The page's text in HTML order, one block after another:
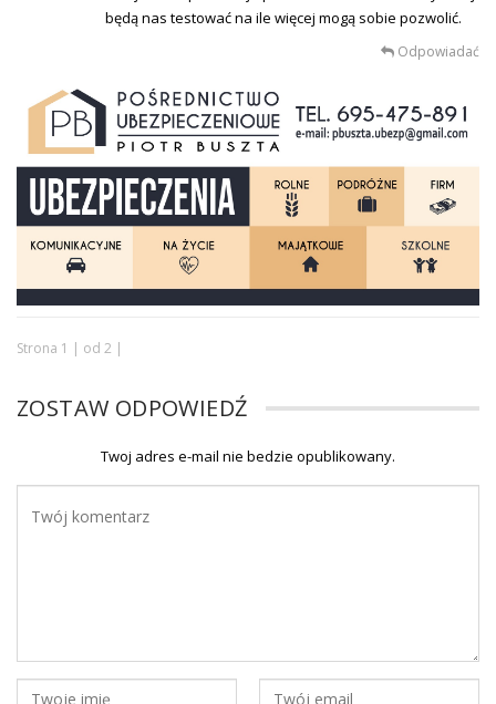
będą nas testować na ile więcej mogą sobie pozwolić.
Odpowiadać
Strona 1 | od 2 |
ZOSTAW ODPOWIEDŹ
Twoj adres e-mail nie bedzie opublikowany.